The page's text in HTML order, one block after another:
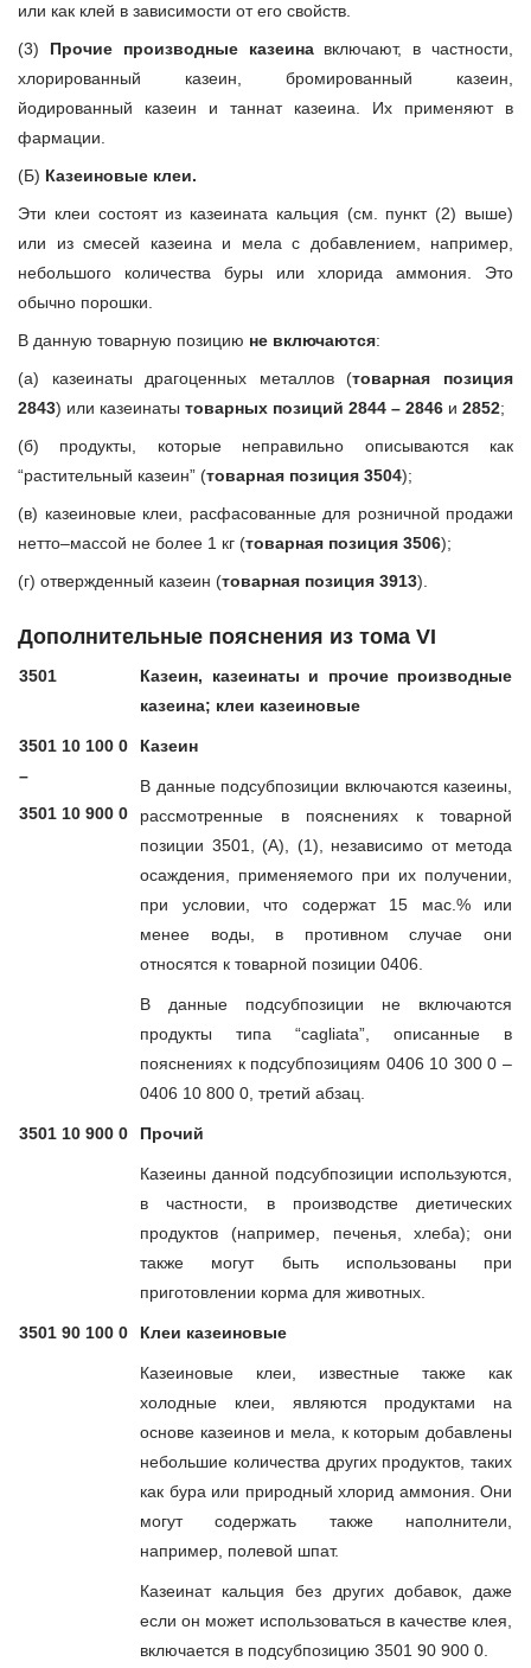
или как клей в зависимости от его свойств.
(3) Прочие производные казеина включают, в частности,
хлорированный казеин, бромированный казеин,
йодированный казеин и таннат казеина. Их применяют в
фармации.
(Б) Казеиновые клеи.
Эти клеи состоят из казеината кальция (см. пункт (2) выше)
или из смесей казеина и мела с добавлением, например,
небольшого количества буры или хлорида аммония. Это
обычно порошки.
В данную товарную позицию не включаются:
(а) казеинаты драгоценных металлов (товарная позиция
2843) или казеинаты товарных позиций 2844 – 2846 и 2852;
(б) продукты, которые неправильно описываются как
“растительный казеин” (товарная позиция 3504);
(в) казеиновые клеи, расфасованные для розничной продажи
нетто–массой не более 1 кг (товарная позиция 3506);
(г) отвержденный казеин (товарная позиция 3913).
Дополнительные пояснения из тома VI
3501
Казеин, казеинаты и прочие производные
казеина; клеи казеиновые
3501 10 100 0
–
3501 10 900 0
Казеин
В данные подсубпозиции включаются казеины,
рассмотренные в пояснениях к товарной
позиции 3501, (А), (1), независимо от метода
осаждения, применяемого при их получении,
при условии, что содержат 15 мас.% или
менее воды, в противном случае они
относятся к товарной позиции 0406.
В данные подсубпозиции не включаются
продукты типа “cagliata”, описанные в
пояснениях к подсубпозициям 0406 10 300 0 –
0406 10 800 0, третий абзац.
3501 10 900 0 Прочий
Казеины данной подсубпозиции используются,
в частности, в производстве диетических
продуктов (например, печенья, хлеба); они
также могут быть использованы при
приготовлении корма для животных.
3501 90 100 0 Клеи казеиновые
Казеиновые клеи, известные также как
холодные клеи, являются продуктами на
основе казеинов и мела, к которым добавлены
небольшие количества других продуктов, таких
как бура или природный хлорид аммония. Они
могут содержать также наполнители,
например, полевой шпат.
Казеинат кальция без других добавок, даже
если он может использоваться в качестве клея,
включается в подсубпозицию 3501 90 900 0.